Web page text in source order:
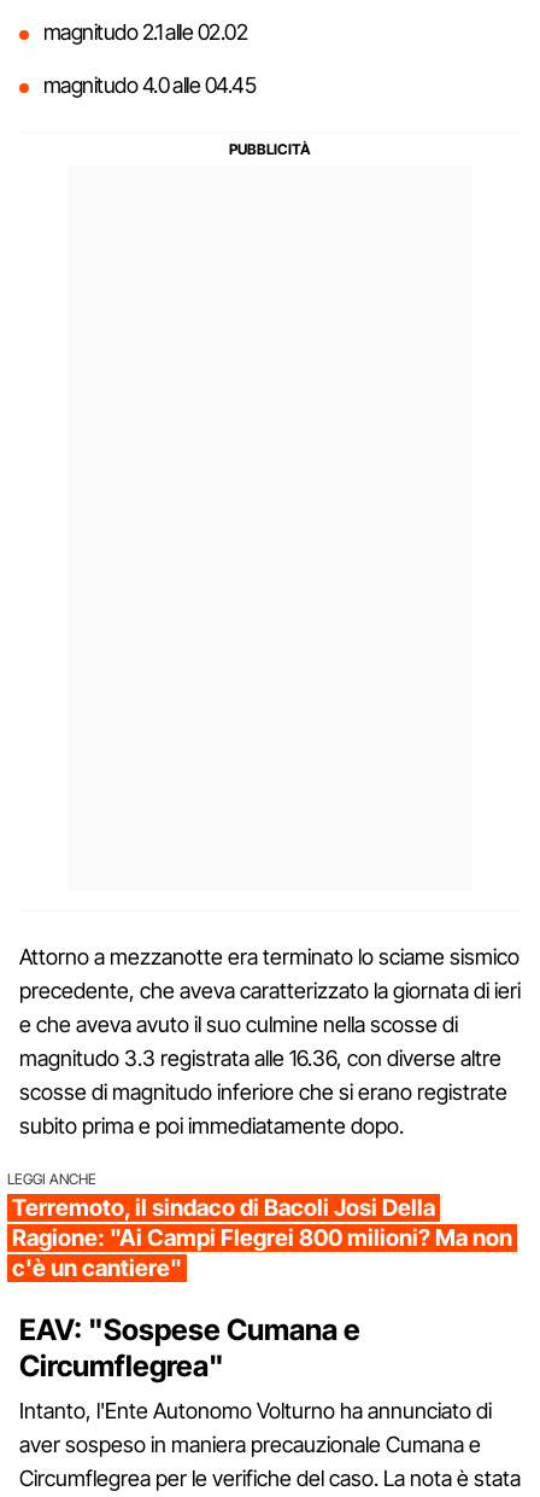
magnitudo 2.1 alle 02.02
magnitudo 4.0 alle 04.45
Attorno a mezzanotte era terminato lo sciame sismico
precedente, che aveva caratterizzato la giornata di ieri
e che aveva avuto il suo culmine nella scosse di
magnitudo 3.3 registrata alle 16.36, con diverse altre
scosse di magnitudo inferiore che si erano registrate
subito prima e poi immediatamente dopo.
LEGGI ANCHE
Terremoto, il sindaco di Bacoli Josi Della
Ragione: "Ai Campi Flegrei 800 milioni? Ma non
c'è un cantiere"
EAV: "Sospese Cumana e
Circumflegrea"
Intanto, l'Ente Autonomo Volturno ha annunciato di
aver sospeso in maniera precauzionale Cumana e
Circumflegrea per le verifiche del caso. La nota è stata